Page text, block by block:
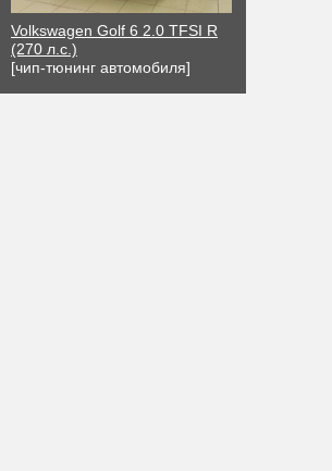
Volkswagen Golf 6 2.0 TFSI R
(270 л.с.)
[чип-тюнинг автомобиля]